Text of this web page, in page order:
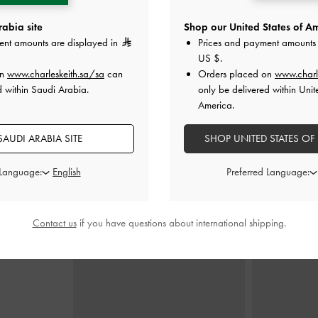
المعدني-
صندل ميتاليك كروس أوفر بكعب ترابيز
صندل من
site
amounts are displayed in
www.charleskeith.sa/sa can
within Saudi Arabia.
ARABIA SITE
Shop our United States of
Prices and payment
US $.
Orders placed on
only be delivered within
America.
SHOP UNITED STATES
Preferred Language:
Contact usif you have questions about international shipping.